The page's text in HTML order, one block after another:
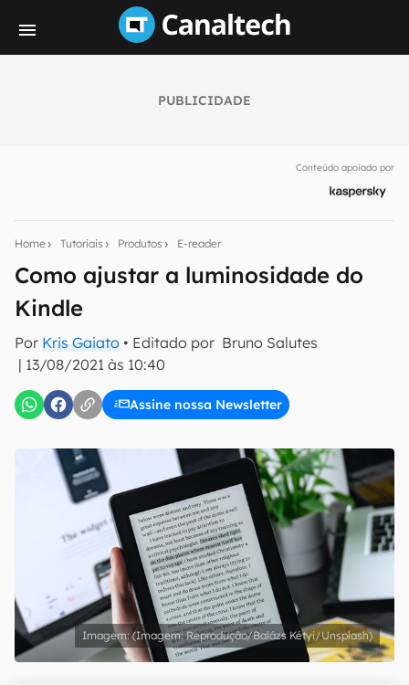
PUBLICIDADE
Conteúdo apoiado por
Home Tutoriais Produtos E-reader
Como ajustar a luminosidade do
Kindle
Por Kris Gaiato • Editado por Bruno Salutes
| 13/08/2021 às 10:40
Assine nossa Newsletter
notícias e reviews sobre tecnologia em primeira
Confirmo que li, aceito e concordo com os
(Imagem: Reprodução/Balázs Kétyi/Unsplash)